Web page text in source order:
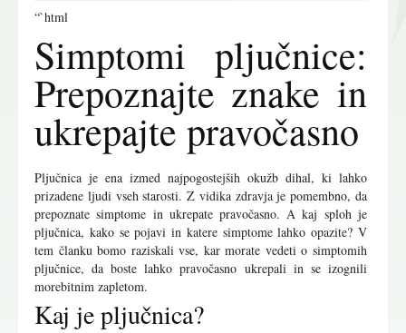
“`html
Simptomi pljučnice:
Prepoznajte znake in
ukrepajte pravočasno
Pljučnica je ena izmed najpogostejših okužb dihal, ki lahko
prizadene ljudi vseh starosti. Z vidika zdravja je pomembno, da
prepoznate simptome in ukrepate pravočasno. A kaj sploh je
pljučnica, kako se pojavi in katere simptome lahko opazite? V
tem članku bomo raziskali vse, kar morate vedeti o simptomih
pljučnice, da boste lahko pravočasno ukrepali in se izognili
morebitnim zapletom.
Kaj je pljučnica?